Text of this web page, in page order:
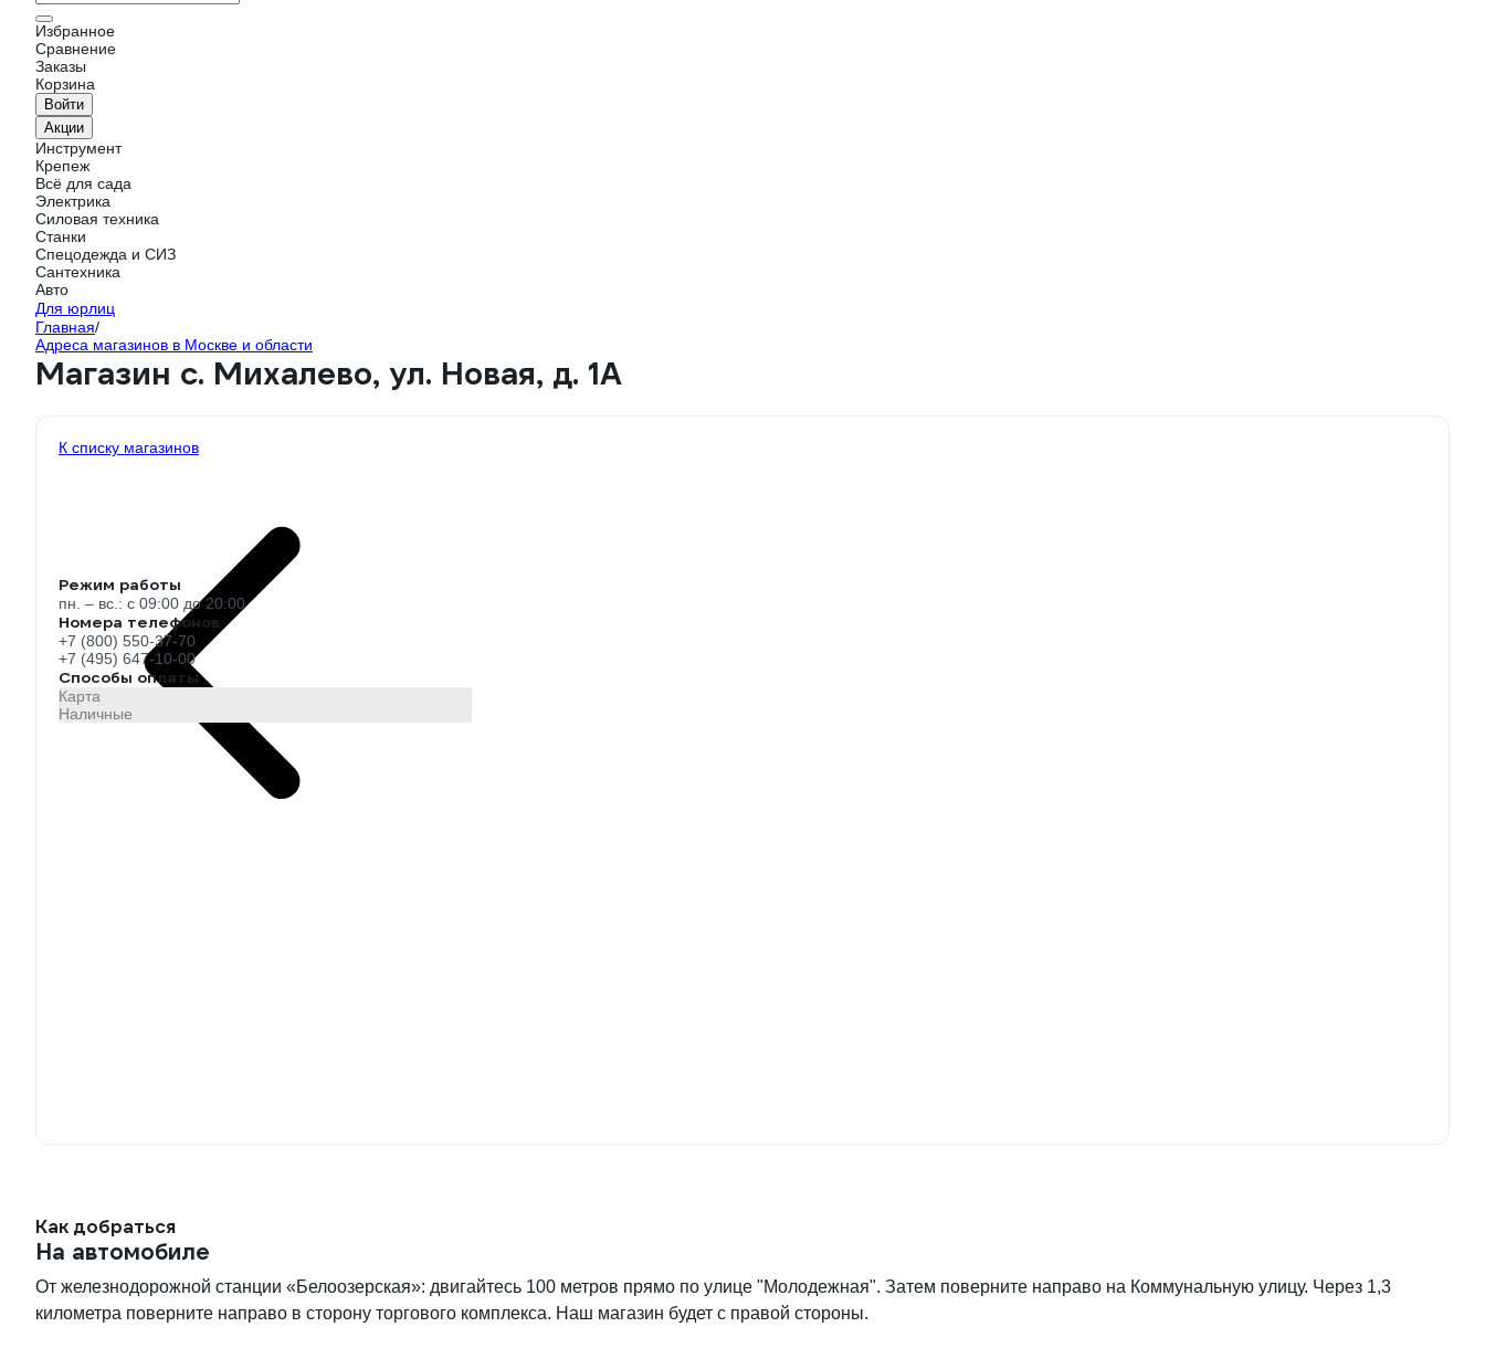
Избранное
Сравнение
Заказы
Корзина
Войти
Акции
Инструмент
Крепеж
Всё для сада
Электрика
Силовая техника
Станки
Спецодежда и СИЗ
Сантехника
Авто
Для юрлиц
Главная/
Адреса магазинов в Москве и области
Магазин с. Михалево, ул. Новая, д. 1А
К списку магазинов
Режим работы
пн. – вс.: с 09:00 до 20:00
Номера телефонов
+7 (800) 550-37-70
+7 (495) 647-10-00
Способы оплаты
Карта
Наличные
Как добраться
На автомобиле
От железнодорожной станции «Белоозерская»: двигайтесь 100 метров прямо по улице "Молодежная". Затем поверните направо на Коммунальную улицу. Через 1,3
километра поверните направо в сторону торгового комплекса. Наш магазин будет с правой стороны.